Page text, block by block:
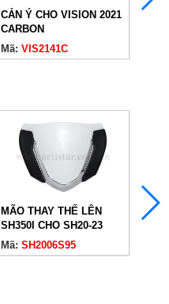
CẢN Ý CHO VISION 2021
CARBON
Mã: VIS2141C
MÃO THAY THẾ LÊN
SH350I CHO SH20-23
TRẮNG
Mã: SH2006S95